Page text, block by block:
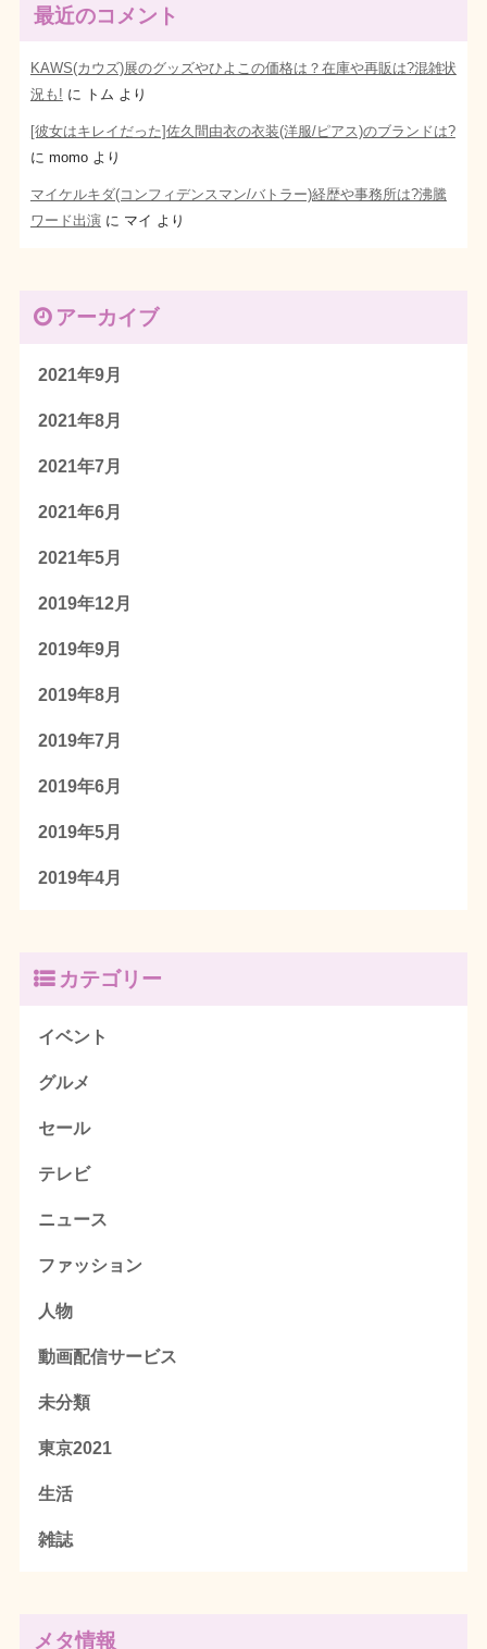
最近のコメント
KAWS(カウズ)展のグッズやひよこの価格は？在庫や再販は?混雑状
況も! に トム より
[彼女はキレイだった]佐久間由衣の衣装(洋服/ピアス)のブランドは?
に momoより
マイケルキダ(コンフィデンスマン/バトラー)経歴や事務所は?沸騰
ワード出演に マイ より
アーカイブ
2021年9月
2021年8月
2021年7月
2021年6月
2021年5月
2019年12月
2019年9月
2019年8月
2019年7月
2019年6月
2019年5月
2019年4月
カテゴリー
イベント
グルメ
セール
テレビ
ニュース
ファッション
人物
動画配信サービス
未分類
東京2021
生活
雑誌
メタ情報